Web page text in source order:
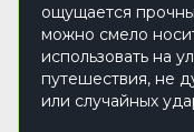
ощущается
можно смело
использовать на
путешествия, не
или случайных